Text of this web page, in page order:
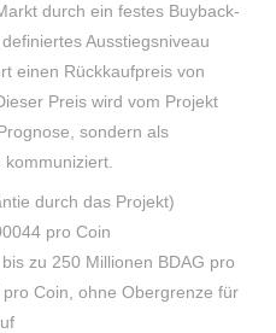
durch ein festes Buyback-
Ausstiegsniveau
einen Rückkaufpreis von
Preis wird vom Projekt
sondern als
durch das Projekt)
pro Coin
zu 250 Millionen BDAG pro
Coin, ohne Obergrenze für